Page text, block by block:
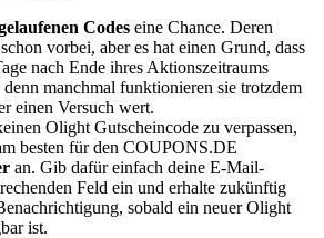
Codes eine Chance. Deren
vorbei, aber es hat einen Grund, dass
nach Ende ihres Aktionszeitraums
manchmal funktionieren sie trotzdem
einen Versuch wert.
Olight Gutscheincode zu verpassen,
besten für den COUPONS.DE
an. Gib dafür einfach deine E-Mail-
Feld ein und erhalte zukünftig
sobald ein neuer Olight
ist.